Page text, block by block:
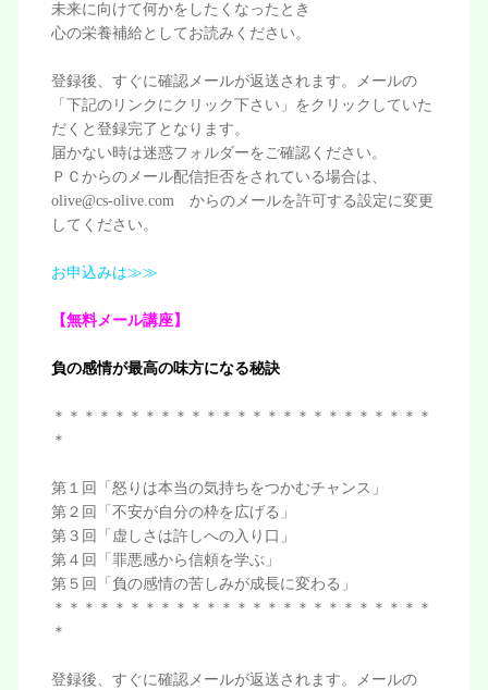
未来に向けて何かをしたくなったとき
心の栄養補給としてお読みください。
登録後、すぐに確認メールが返送されます。メールの
「下記のリンクにクリック下さい」をクリックしていた
だくと登録完了となります。
届かない時は迷惑フォルダーをご確認ください。
ＰＣからのメール配信拒否をされている場合は、
olive@cs-olive.com からのメールを許可する設定に変更
してください。
お申込みは≫≫
【無料メール講座】
負の感情が最高の味方になる秘訣
＊＊＊＊＊＊＊＊＊＊＊＊＊＊＊＊＊＊＊＊＊＊＊＊＊
＊
第１回「怒りは本当の気持ちをつかむチャンス」
第２回「不安が自分の枠を広げる」
第３回「虚しさは許しへの入り口」
第４回「罪悪感から信頼を学ぶ」
第５回「負の感情の苦しみが成長に変わる」
＊＊＊＊＊＊＊＊＊＊＊＊＊＊＊＊＊＊＊＊＊＊＊＊＊
＊
登録後、すぐに確認メールが返送されます。メールの